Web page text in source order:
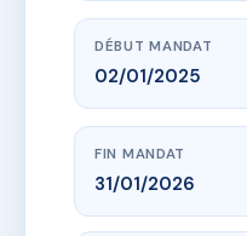
DÉBUT MANDAT
02/01/2025
FIN MANDAT
31/01/2026